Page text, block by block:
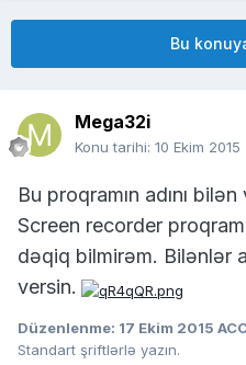
Bu
Mega32i
Konu tarihi: 10 Ekim 2015
Bu proqramın adını
Screen recorder
dəqiq bilmirəm. Bilənlər
versin.
Düzenlenme: 17 Ekim 2015
Standart şriftlərlə yazın.